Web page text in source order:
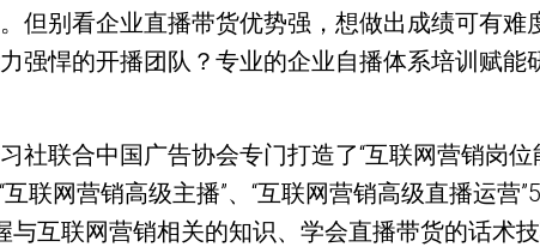
但别看企业直播带货优势强，想做出成绩可有难
强悍的开播团队？专业的企业自播体系培训赋
联合中国广告协会专门打造了“互联网营销岗
联网营销高级主播”、“互联网营销高级直播运营
互联网营销相关的知识、学会直播带货的话术